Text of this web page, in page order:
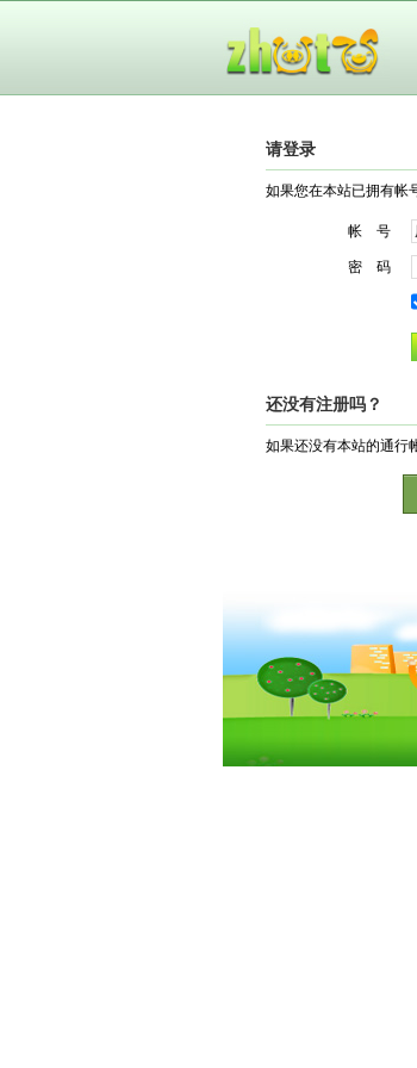
请登录
如果您在本站已拥有帐
帐 号
密 码
还没有注册吗？
如果还没有本站的通行